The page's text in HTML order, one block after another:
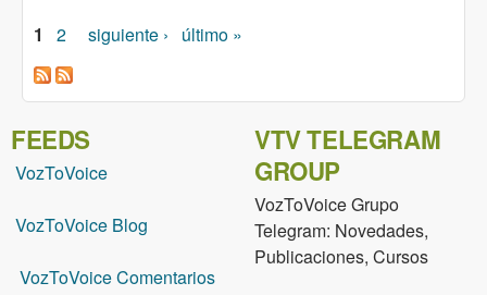
Páginas
1 2 siguiente › último »
FEEDS
VozToVoice
VozToVoice Blog
VozToVoice Comentarios
VTV TELEGRAM
GROUP
VozToVoice Grupo
Telegram: Novedades,
Publicaciones, Cursos